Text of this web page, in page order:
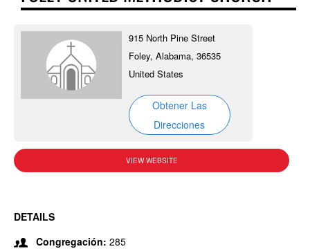
915 North Pine Street
Foley, Alabama, 36535
United States
Obtener Las
Direcciones
VIEW WEBSITE
DETAILS
Congregación: 285